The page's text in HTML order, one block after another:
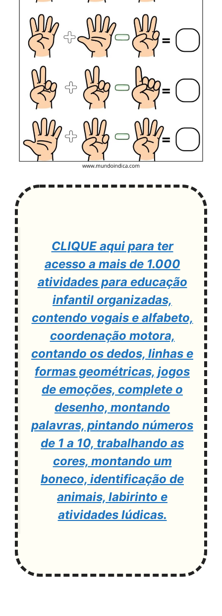
CLIQUE aqui para ter
acesso a mais de 1.000
atividades para educação
infantil organizadas,
contendo vogais e alfabeto,
coordenação motora,
contando os dedos, linhas e
formas geométricas, jogos
de emoções, complete o
desenho, montando
palavras, pintando números
de 1 a 10, trabalhando as
cores, montando um
boneco, identificação de
animais, labirinto e
atividades lúdicas.